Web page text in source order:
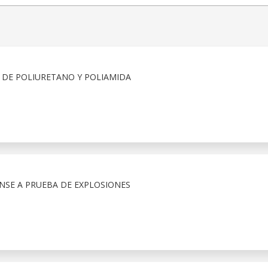
POLIURETANO Y POLIAMIDA
A PRUEBA DE EXPLOSIONES